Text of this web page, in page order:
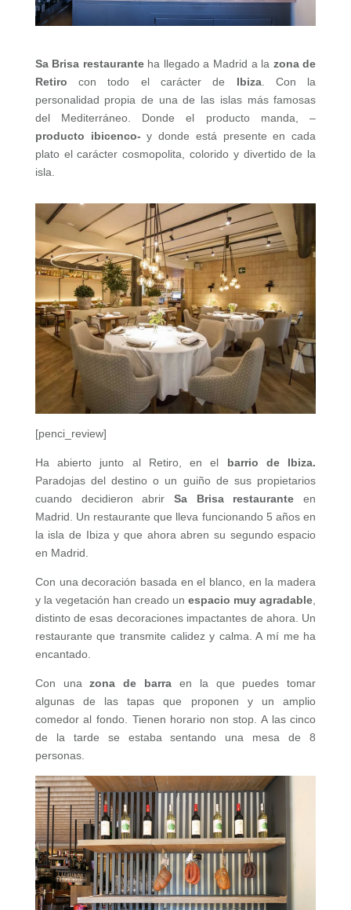
Sa Brisa restauranteha llegado a Madrid a la zona de
Retiro con todo el carácter de Ibiza. Con la
personalidad propia de una de las islas más famosas
del Mediterráneo. Donde el producto manda, –
producto ibicenco- y donde está presente en cada
plato el carácter cosmopolita, colorido y divertido de la
isla.
[penci_review]
Ha abierto junto al Retiro, en el barrio de Ibiza.
Paradojas del destino o un guiño de sus propietarios
cuando decidieron abrir Sa Brisa restaurante en
Madrid. Un restaurante que lleva funcionando 5 años en
la isla de Ibiza y que ahora abren su segundo espacio
en Madrid.
Con una decoración basada en el blanco, en la madera
y la vegetación han creado unespacio muy agradable,
distinto de esas decoraciones impactantes de ahora. Un
restaurante que transmite calidez y calma. A mí me ha
encantado.
Con unazona de barra en la que puedes tomar
algunas de las tapas que proponen y un amplio
comedor al fondo. Tienen horario non stop. A las cinco
de la tarde se estaba sentando una mesa de 8
personas.